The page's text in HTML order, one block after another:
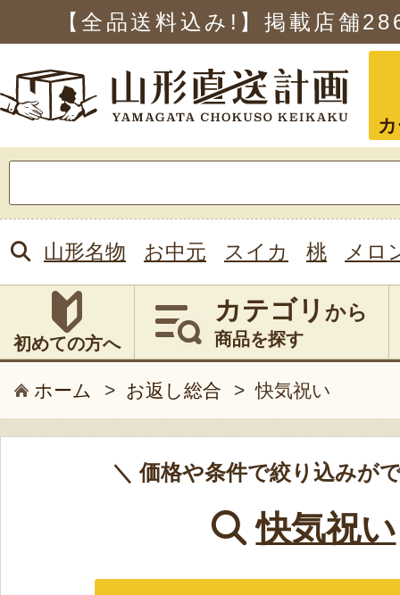
【全品送料込み!】掲載店舗
索:
山形名物 お中元 スイカ 桃 メロ
初めての方へ
カテゴリ から
商品を探す
ホーム > お返し総合 > 快気祝い
＼ 価格や条件で絞り込みが
快気祝い